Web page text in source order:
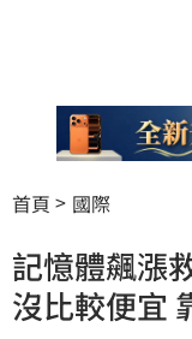
首頁 國際
記憶體飆漲
沒比較便宜